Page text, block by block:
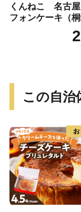
くんねこ 名古
フォンケーキ（桐
この自治